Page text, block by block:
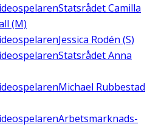
Statsrådet Camilla
(M)
Jessica Rodén (S)
Statsrådet Anna
Michael Rubbestad
Arbetsmarknads-